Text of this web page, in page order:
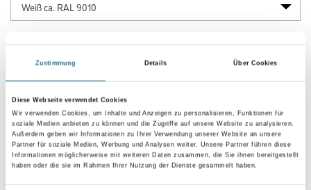
Zustimmung Details Über Cookies
Diese Webseite verwendet Cookies
Wir verwenden Cookies, um Inhalte und Anzeigen zu personalisieren, Funktionen für
soziale Medien anbieten zu können und die Zugriffe auf unsere Website zu analysieren.
Außerdem geben wir Informationen zu Ihrer Verwendung unserer Website an unsere
Partner für soziale Medien, Werbung und Analysen weiter. Unsere Partner führen diese
Informationen möglicherweise mit weiteren Daten zusammen, die Sie ihnen bereitgestellt
haben oder die sie im Rahmen Ihrer Nutzung der Dienste gesammelt haben.
Umrechnungsfaktoren